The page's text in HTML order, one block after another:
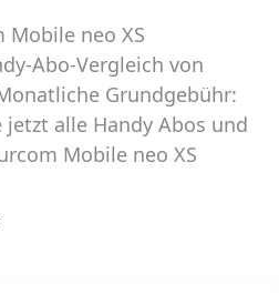
und Smart
Abo
im neuen Design
Mobile neo XS
Abo-Vergleich von
Grundgebühr:
jetzt alle Handy Abos und
Mobile neo XS